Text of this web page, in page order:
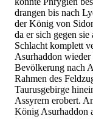
drangen bis nach
der König von
da er sich gegen
Schlacht komplett
Asurhaddon
Bevölkerung nach
Rahmen des
Taurusgebirge
Assyrern erobert.
König Asurhaddon